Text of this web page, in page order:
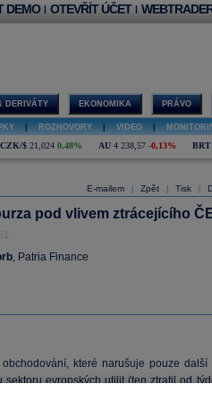
DEMO | OTEVŘÍT ÚČET |
DERIVÁTY EKONOMIKA PRÁVO
ROZHOVORY VIDEO
CZK/$ 21,024 0,48% AU 4 238,57 -0,13% BRT
E-mailem Zpět Tisk
pod vlivem ztrácejícího
, Patria Finance
které narušuje pouze další
sektoru evropských utilit (ten ztratil od